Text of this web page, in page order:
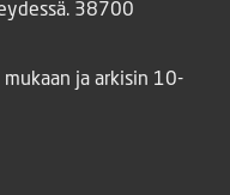
38700
ja arkisin 10-